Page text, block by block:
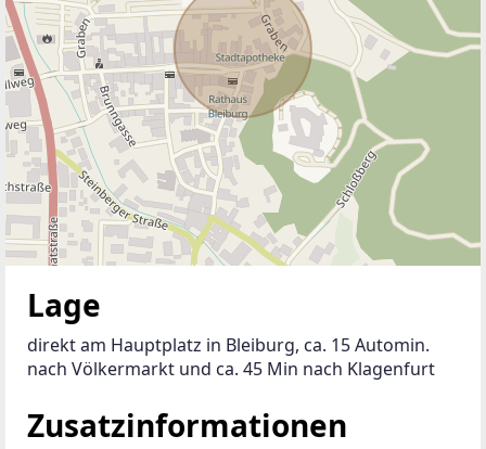
Lage
direkt am Hauptplatz in Bleiburg, ca. 15 Automin.
nach Völkermarkt und ca. 45 Min nach Klagenfurt
Zusatzinformationen